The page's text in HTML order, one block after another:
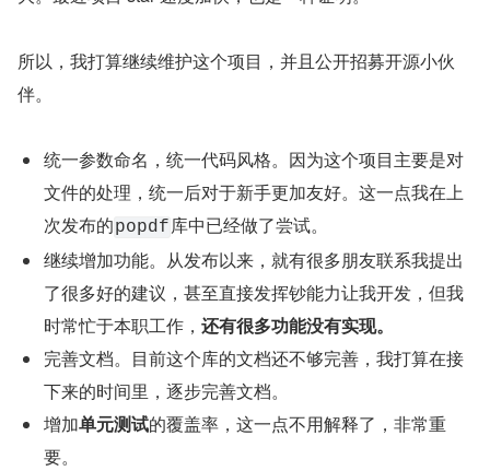
所以，我打算继续维护这个项目，并且公开招募开源小伙
伴。
统一参数命名，统一代码风格。因为这个项目主要是对
文件的处理，统一后对于新手更加友好。这一点我在上
次发布的popdf 库中已经做了尝试。
继续增加功能。从发布以来，就有很多朋友联系我提出
了很多好的建议，甚至直接发挥钞能力让我开发，但我
时常忙于本职工作， 还有很多功能没有实现。
完善文档。目前这个库的文档还不够完善，我打算在接
下来的时间里，逐步完善文档。
增加单元测试的覆盖率，这一点不用解释了，非常重
要。